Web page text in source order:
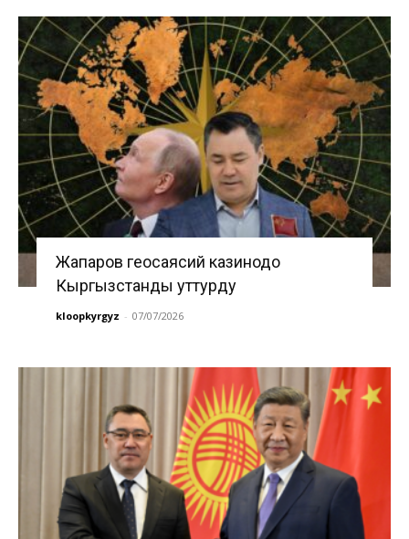
Жапаров геосаясий казинодо
Кыргызстанды уттурду
kloopkyrgyz - 07/07/2026